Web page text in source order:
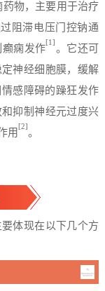
物，主要用于治疗
阻滞电压门控钠通
癫痫发作
[1]
。它还可
神经细胞膜，缓解
感障碍的躁狂发作
抑制神经元过度兴
用
[2]
。
体现在以下几个方